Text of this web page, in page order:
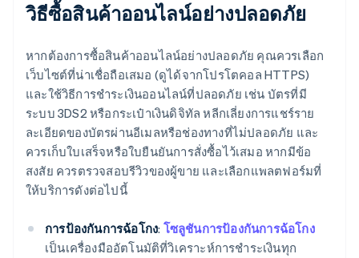
วิธีซื้อสินค้าออนไลน์อย่างปลอดภัย
หากต้องการซื้อสินค้าออนไลน์อย่างปลอดภัย คุณควรเลือก
เว็บไซต์ที่น่าเชื่อถือเสมอ (ดูได้จากโปรโตคอล HTTPS)
และใช้วิธีการชำระเงินออนไลน์ที่ปลอดภัย เช่น บัตรที่มี
ระบบ 3DS2 หรือกระเป๋าเงินดิจิทัล หลีกเลี่ยงการแชร์ราย
ละเอียดของบัตรผ่านอีเมลหรือช่องทางที่ไม่ปลอดภัย และ
ควรเก็บใบเสร็จหรือใบยืนยันการสั่งซื้อไว้เสมอ หากมีข้อ
สงสัย ควรตรวจสอบรีวิวของผู้ขาย และเลือกแพลตฟอร์มที่
ให้บริการดังต่อไปนี้
การป้องกันการฉ้อโกง: โซลูชันการป้องกันการฉ้อโกง
เป็นเครื่องมืออัตโนมัติที่วิเคราะห์การชำระเงินทุก